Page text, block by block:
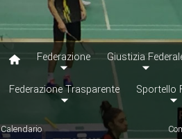
Federazione Giustizia
Federazione Trasparente Sportello
Calendario